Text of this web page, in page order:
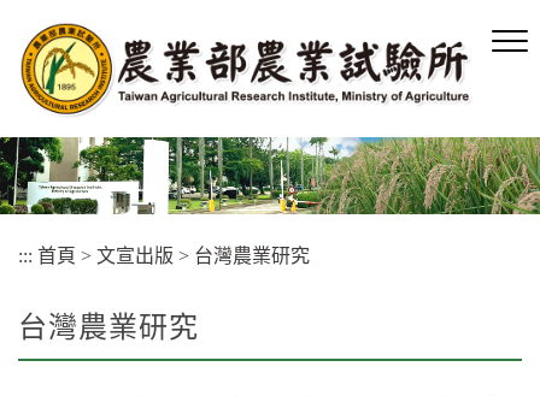
容
區
塊
::: 首頁 > 文宣出版 > 台灣農業研究
台灣農業研究